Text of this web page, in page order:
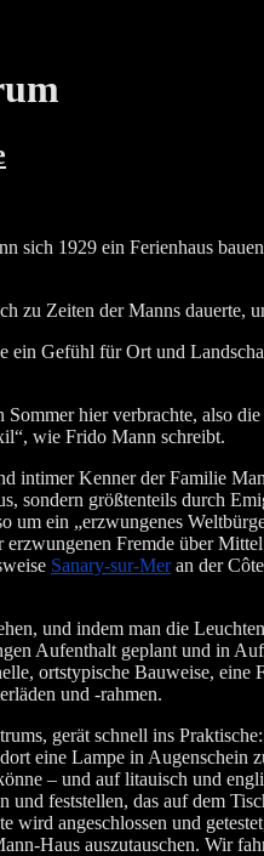
1929 ein Feri­en­haus
zu Zei­ten der Manns dau­er­te,
Gefühl für Ort und
hier ver­brach­te, also
wie Fri­do Mann schreibt.
inti­mer Ken­ner der Fami­lie
son­dern größ­ten­teils durch
um ein „erzwun­ge­nes
Frem­de über
Sana­ry-sur-Meran der
und indem man die
Auf­ent­halt geplant und in
orts­ty­pi­sche Bau­wei­se,
und ‑rah­men.
gerät schnell ins
eine Lam­pe in
– und auf litau­isch und
fest­stel­len, das auf dem
ange­schlos­sen und
Haus aus­zu­tau­schen. Wir